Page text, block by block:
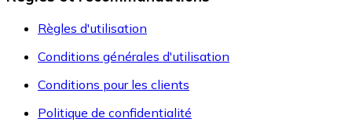
Règles d'utilisation
Conditions générales d'utilisation
Conditions pour les clients
Politique de confidentialité